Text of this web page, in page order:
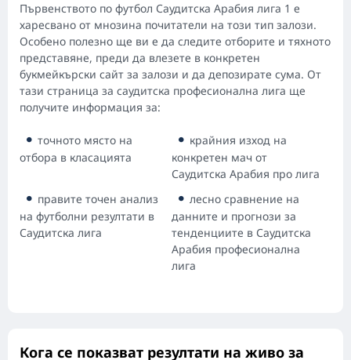
Първенството по футбол Саудитска Арабия лига 1 е
харесвано от мнозина почитатели на този тип залози.
Особено полезно ще ви е да следите отборите и тяхното
представяне, преди да влезете в конкретен
букмейкърски сайт за залози и да депозирате сума. От
тази страница за саудитска професионална лига ще
получите информация за:
точното място на
отбора в класацията
крайния изход на
конкретен мач от
Саудитска Арабия про лига
правите точен анализ
на футболни резултати в
Саудитска лига
лесно сравнение на
данните и прогнози за
тенденциите в Саудитска
Арабия професионална
лига
Кога се показват резултати на живо за